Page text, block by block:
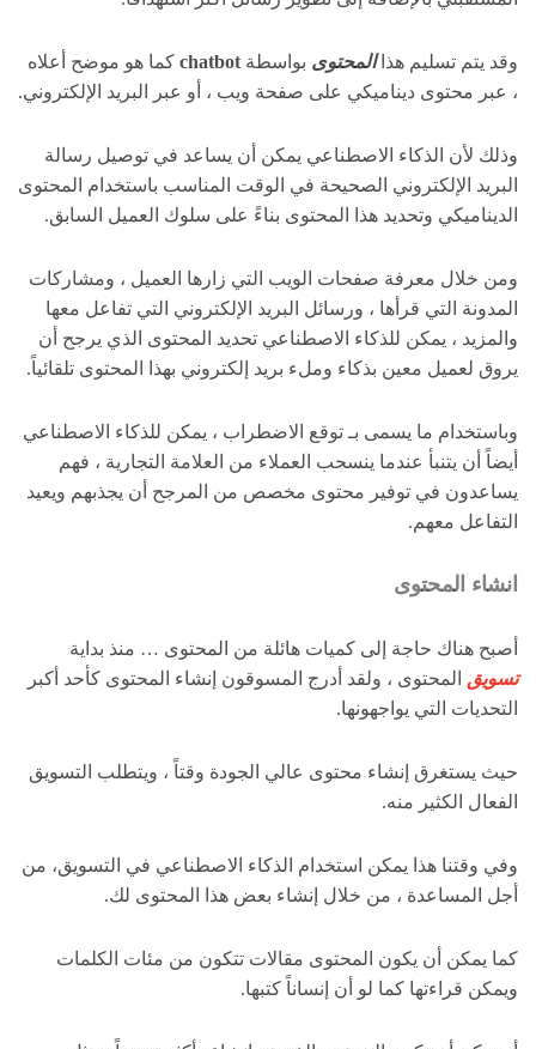
وقد يتم تسليم هذاالمحتوى بواسطة chatbot كما هو موضح أعلاه
، عبر محتوى ديناميكي على صفحة ويب ، أو عبر البريد الإلكتروني.
وذلك لأن الذكاء الاصطناعي يمكن أن يساعد في توصيل رسالة
البريد الإلكتروني الصحيحة في الوقت المناسب باستخدام المحتوى
الديناميكي وتحديد هذا المحتوى بناءً على سلوك العميل السابق.
ومن خلال معرفة صفحات الويب التي زارها العميل ، ومشاركات
المدونة التي قرأها ، ورسائل البريد الإلكتروني التي تفاعل معها
والمزيد ، يمكن للذكاء الاصطناعي تحديد المحتوى الذي يرجح أن
يروق لعميل معين بذكاء وملء بريد إلكتروني بهذا المحتوى تلقائياً.
وباستخدام ما يسمى بـ توقع الاضطراب ، يمكن للذكاء الاصطناعي
أيضاً أن يتنبأ عندما ينسحب العملاء من العلامة التجارية ، فهم
يساعدون في توفير محتوى مخصص من المرجح أن يجذبهم ويعيد
التفاعل معهم.
انشاء المحتوى
أصبح هناك حاجة إلى كميات هائلة من المحتوى … منذ بداية
تسويق المحتوى ، ولقد أدرج المسوقون إنشاء المحتوى كأحد أكبر
التحديات التي يواجهونها.
حيث يستغرق إنشاء محتوى عالي الجودة وقتاً ، ويتطلب التسويق
الفعال الكثير منه.
وفي وقتنا هذا يمكن استخدام الذكاء الاصطناعي في التسويق، من
أجل المساعدة ، من خلال إنشاء بعض هذا المحتوى لك.
كما يمكن أن يكون المحتوى مقالات تتكون من مئات الكلمات
ويمكن قراءتها كما لو أن إنساناً كتبها.